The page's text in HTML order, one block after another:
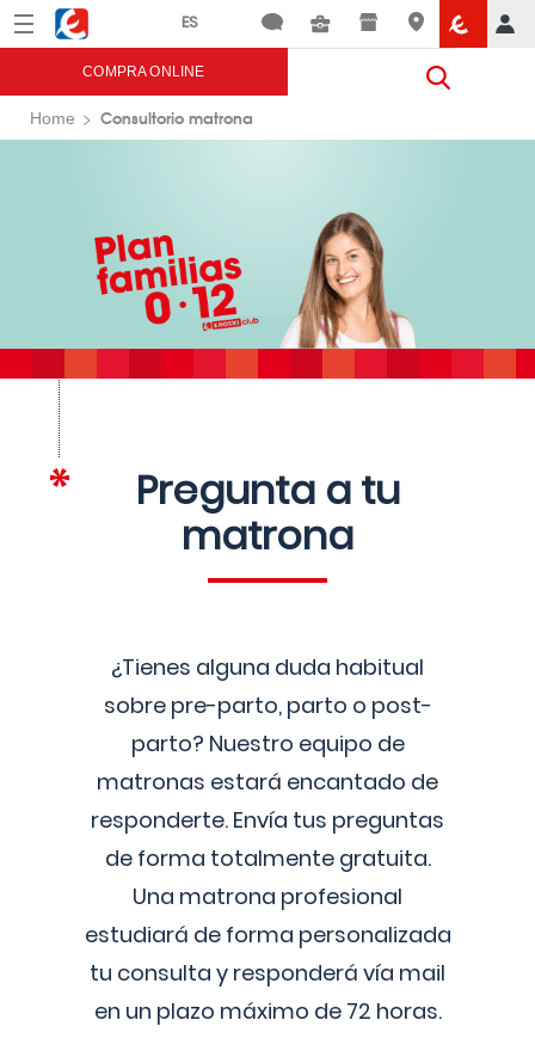
Menú Eroski
COMPRA ONLINE
Home Consultorio matrona
Pregunta a tu
matrona
¿Tienes alguna duda habitual
sobre pre-parto, parto o post-
parto? Nuestro equipo de
matronas estará encantado de
responderte. Envía tus preguntas
de forma totalmente gratuita.
Una matrona profesional
estudiará de forma personalizada
tu consulta y responderá vía mail
en un plazo máximo de 72 horas.